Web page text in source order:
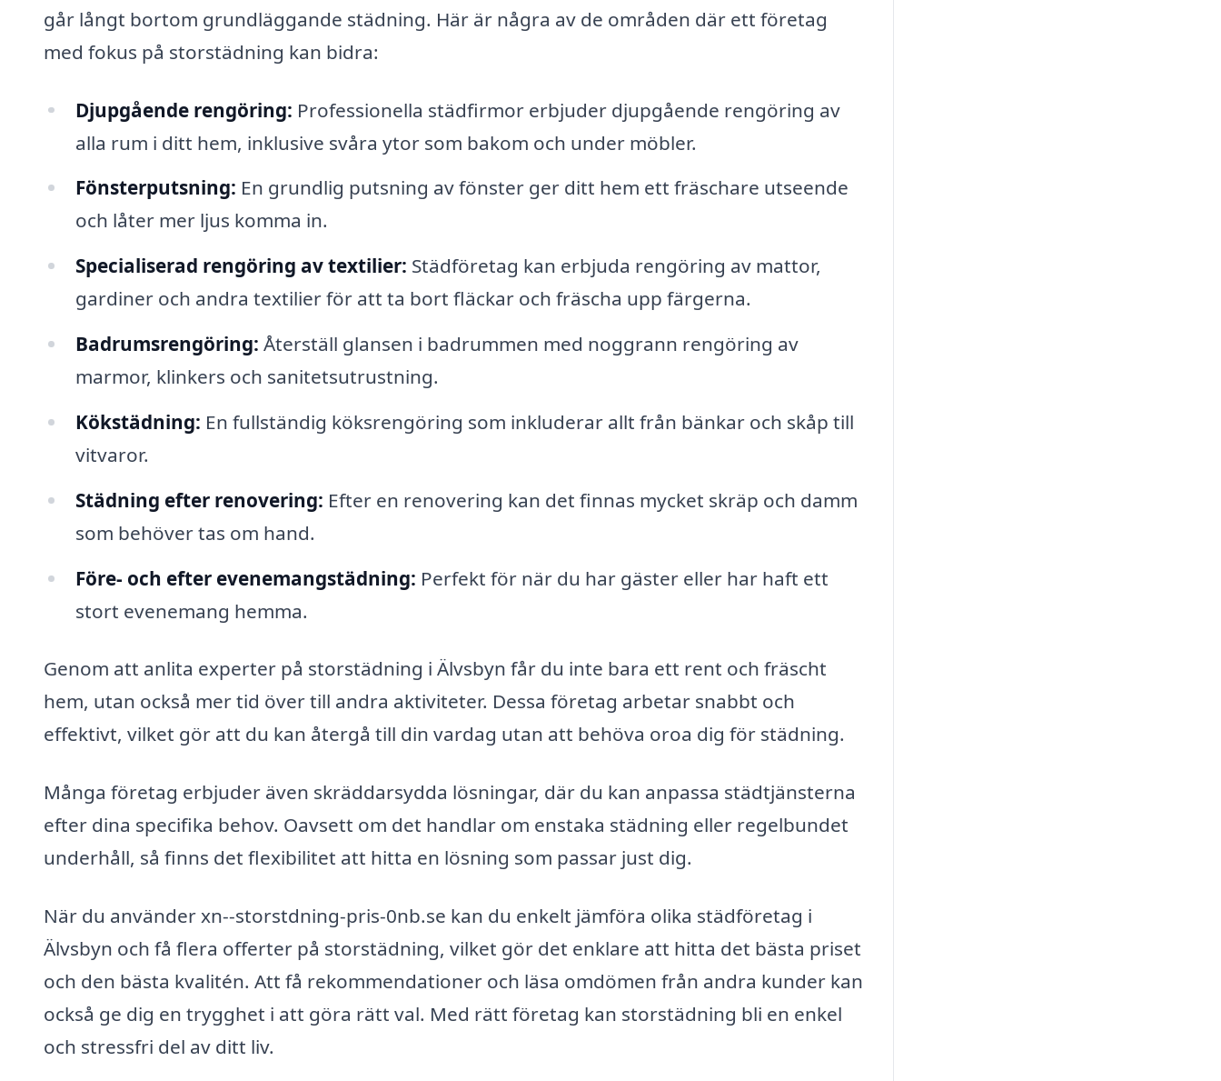
går långt bortom grundläggande städning. Här är några av de områden där ett företag
med fokus på storstädning kan bidra:
Djupgående rengöring: Professionella städfirmor erbjuder djupgående rengöring av
alla rum i ditt hem, inklusive svåra ytor som bakom och under möbler.
Fönsterputsning: En grundlig putsning av fönster ger ditt hem ett fräschare utseende
och låter mer ljus komma in.
Specialiserad rengöring av textilier: Städföretag kan erbjuda rengöring av mattor,
gardiner och andra textilier för att ta bort fläckar och fräscha upp färgerna.
Badrumsrengöring: Återställ glansen i badrummen med noggrann rengöring av
marmor, klinkers och sanitetsutrustning.
Kökstädning: En fullständig köksrengöring som inkluderar allt från bänkar och skåp till
vitvaror.
Städning efter renovering: Efter en renovering kan det finnas mycket skräp och damm
som behöver tas om hand.
Före- och efter evenemangstädning: Perfekt för när du har gäster eller har haft ett
stort evenemang hemma.
Genom att anlita experter på storstädning i Älvsbyn får du inte bara ett rent och fräscht
hem, utan också mer tid över till andra aktiviteter. Dessa företag arbetar snabbt och
effektivt, vilket gör att du kan återgå till din vardag utan att behöva oroa dig för städning.
Många företag erbjuder även skräddarsydda lösningar, där du kan anpassa städtjänsterna
efter dina specifika behov. Oavsett om det handlar om enstaka städning eller regelbundet
underhåll, så finns det flexibilitet att hitta en lösning som passar just dig.
När du använder xn--storstdning-pris-0nb.se kan du enkelt jämföra olika städföretag i
Älvsbyn och få flera offerter på storstädning, vilket gör det enklare att hitta det bästa priset
och den bästa kvalitén. Att få rekommendationer och läsa omdömen från andra kunder kan
också ge dig en trygghet i att göra rätt val. Med rätt företag kan storstädning bli en enkel
och stressfri del av ditt liv.